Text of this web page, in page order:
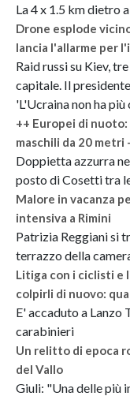
La 4 x 1.5 km dietro
Drone esplode
lancia l'allarme per
Raid russi su Kiev,
capitale. Il
'L'Ucraina non ha
++ Europei di
maschili da 20 metri
Doppietta azzurra
posto di Cosetti tra
Malore in vacanza
intensiva a Rimini
Patrizia Reggiani si
terrazzo della
Litiga con i ciclisti e
colpirli di nuovo:
E' accaduto a Lanzo
carabinieri
Un relitto di epoca
del Vallo
Giuli: "Una delle più